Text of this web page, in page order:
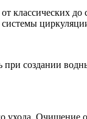
классических
системы
при создании
ухода. Очищение